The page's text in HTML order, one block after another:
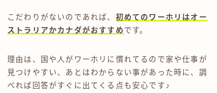
こだわりがないのであれば、 初めてのワーホリはオー
ストラリアかカナダがおすすめです。
理由は、国や人がワーホリに慣れてるので家や仕事が
見つけやすい、あとはわからない事があった時に、調
べれば回答がすぐに出てくる点も安心です♪